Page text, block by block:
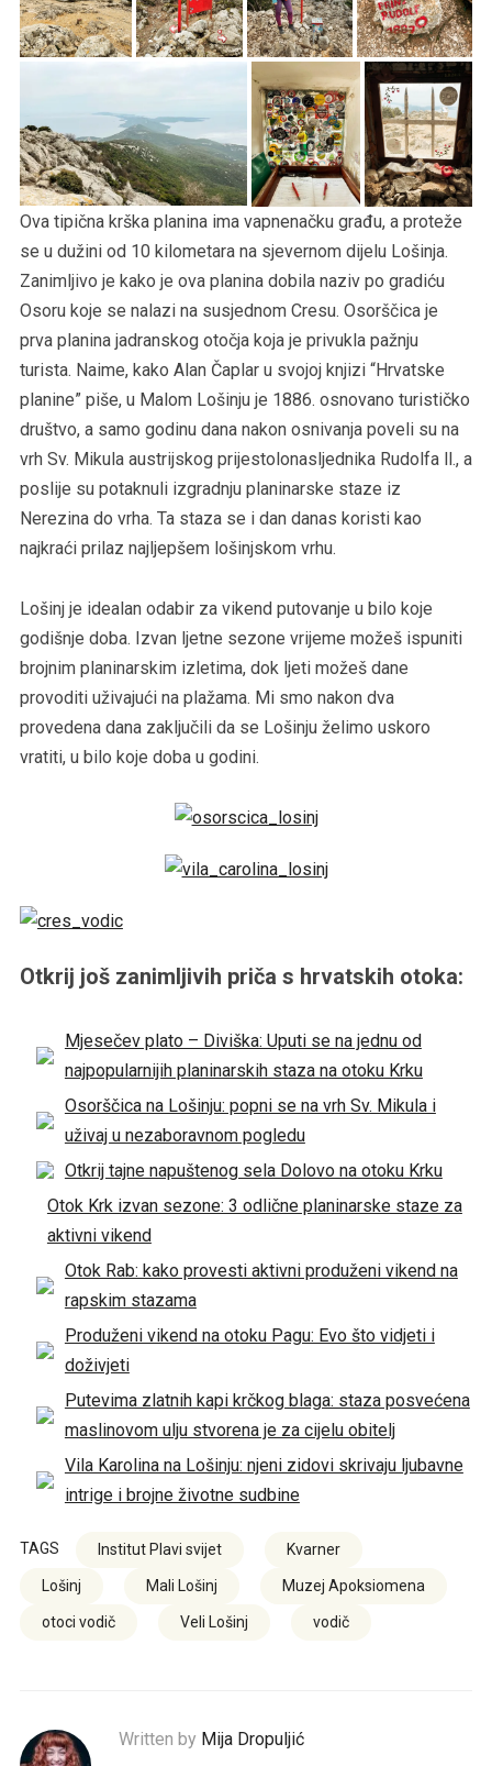
Ova tipična krška planina ima vapnenačku građu, a proteže
se u dužini od 10 kilometara na sjevernom dijelu Lošinja.
Zanimljivo je kako je ova planina dobila naziv po gradiću
Osoru koje se nalazi na susjednom Cresu. Osorščica je
prva planina jadranskog otočja koja je privukla pažnju
turista. Naime, kako Alan Čaplar u svojoj knjizi “Hrvatske
planine” piše, u Malom Lošinju je 1886. osnovano turističko
društvo, a samo godinu dana nakon osnivanja poveli su na
vrh Sv. Mikula austrijskog prijestolonasljednika Rudolfa ll., a
poslije su potaknuli izgradnju planinarske staze iz
Nerezina do vrha. Ta staza se i dan danas koristi kao
najkraći prilaz najljepšem lošinjskom vrhu.
Lošinj je idealan odabir za vikend putovanje u bilo koje
godišnje doba. Izvan ljetne sezone vrijeme možeš ispuniti
brojnim planinarskim izletima, dok ljeti možeš dane
provoditi uživajući na plažama. Mi smo nakon dva
provedena dana zaključili da se Lošinju želimo uskoro
vratiti, u bilo koje doba u godini.
Otkrij još zanimljivih priča s hrvatskih otoka:
Mjesečev plato – Diviška: Uputi se na jednu od
najpopularnijih planinarskih staza na otoku Krku
Osorščica na Lošinju: popni se na vrh Sv. Mikula i
uživaj u nezaboravnom pogledu
Otkrij tajne napuštenog sela Dolovo na otoku Krku
Otok Krk izvan sezone: 3 odlične planinarske staze za
aktivni vikend
Otok Rab: kako provesti aktivni produženi vikend na
rapskim stazama
Produženi vikend na otoku Pagu: Evo što vidjeti i
doživjeti
Putevima zlatnih kapi krčkog blaga: staza posvećena
maslinovom ulju stvorena je za cijelu obitelj
Vila Karolina na Lošinju: njeni zidovi skrivaju ljubavne
intrige i brojne životne sudbine
TAGS Institut Plavi svijet Kvarner
Lošinj Mali Lošinj Muzej Apoksiomena
otoci vodič Veli Lošinj vodič
Written by Mija Dropuljić